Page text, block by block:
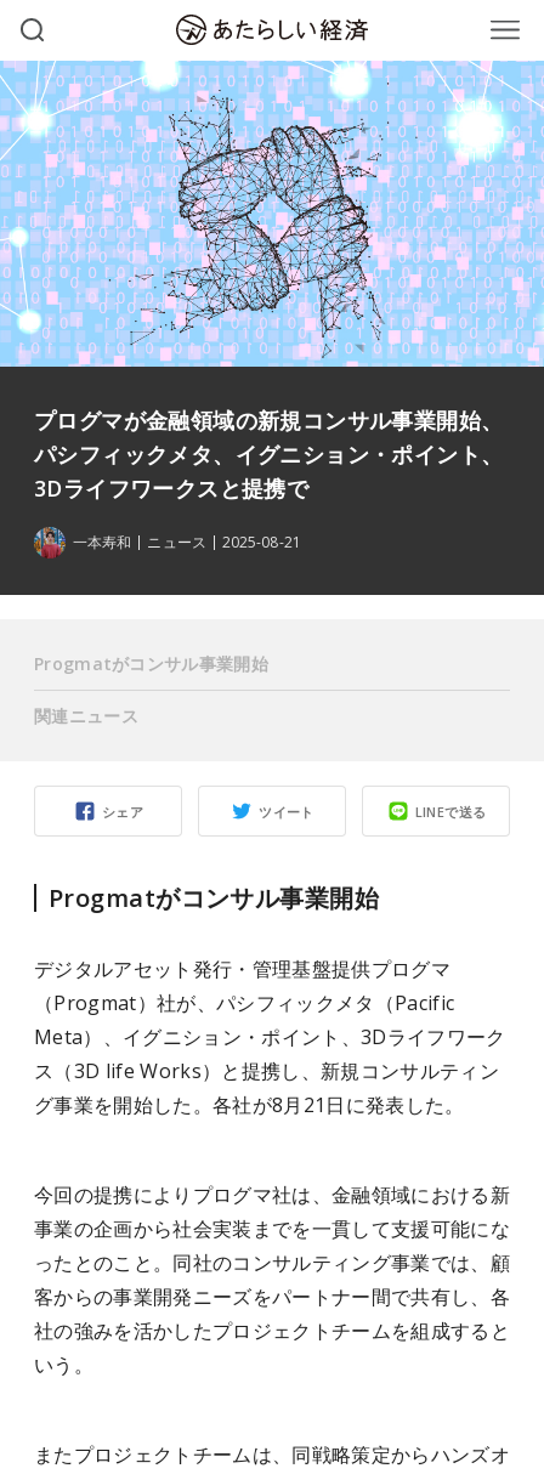
プログマが金融領域の新規コンサル事業開始、
パシフィックメタ、イグニション・ポイント、
3Dライフワークスと提携で
一本寿和 ニュース 2025-08-21
シェア ツイート LINEで送る
Progmatがコンサル事業開始
デジタルアセット発行・管理基盤提供プログマ
（Progmat）社が、パシフィックメタ（Pacific
Meta）、イグニション・ポイント、3Dライフワーク
ス（3D life Works）と提携し、新規コンサルティン
グ事業を開始した。各社が8月21日に発表した。
今回の提携によりプログマ社は、金融領域における新
事業の企画から社会実装までを一貫して支援可能にな
ったとのこと。同社のコンサルティング事業では、顧
客からの事業開発ニーズをパートナー間で共有し、各
社の強みを活かしたプロジェクトチームを組成すると
いう。
またプロジェクトチームは、同戦略策定からハンズオ
Progmatがコンサル事業開始
関連ニュース